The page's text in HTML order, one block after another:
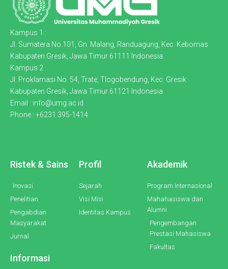
Kampus 1 :
Jl. Sumatera No.101, Gn. Malang, Randuagung, Kec. Kebomas
Kabupaten Gresik, Jawa Timur 61111 Indonesia
Kampus 2 :
Jl. Proklamasi No. 54, Trate, Tlogobendung, Kec. Gresik
Kabupaten Gresik, Jawa Timur 61121 Indonesia
Email : info@umg.ac.id
Phone : +6231 395-1414
Ristek & Sains
Inovasi
Penelitian
Pengabdian
Masyarakat
Jurnal
Profil
Sejarah
Visi Misi
Identitas Kampus
Akademik
Program Internasional
Mahahasiswa dan
Alumni
Pengembangan
Prestasi Mahasiswa
Fakultas
Informasi